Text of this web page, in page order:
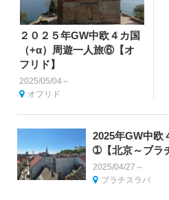
２０２５年GW中欧４カ国
（+α）周遊一人旅⑥【オ
フリド】
2025/05/04～
オフリド
2025年GW中欧
➀【北京～ブラ
2025/04/27～
ブラチスラバ